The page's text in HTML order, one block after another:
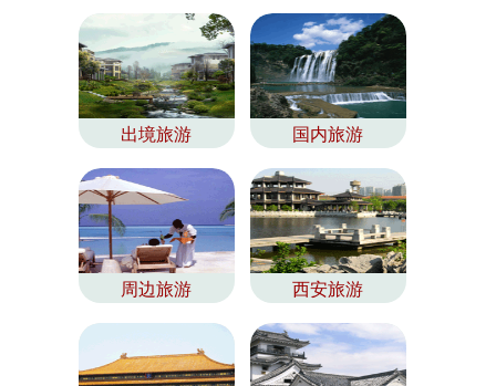
出境旅游 国内旅游
周边旅游 西安旅游